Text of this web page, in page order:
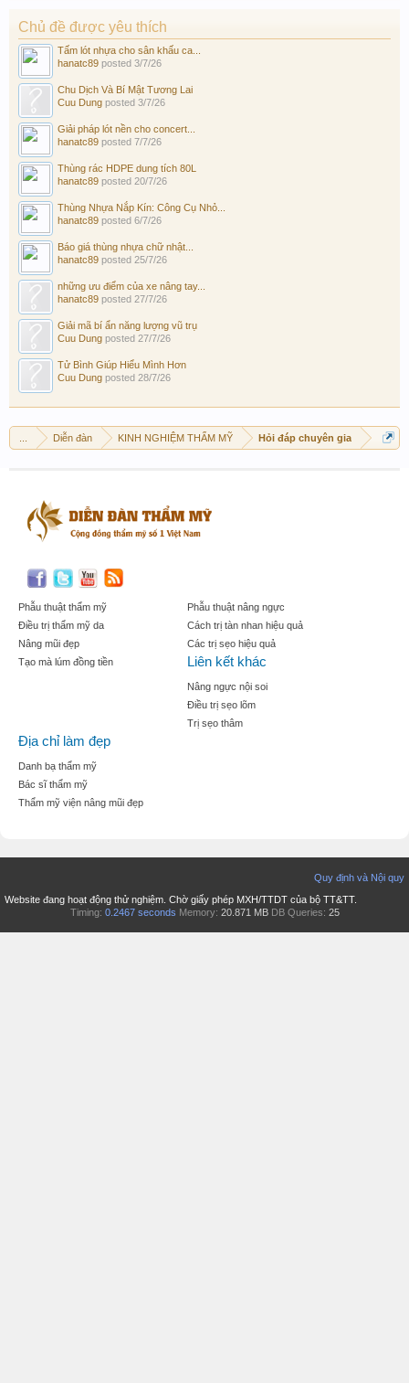
Chủ đề được yêu thích
Tấm lót nhựa cho sân khấu ca...
hanatc89 posted 3/7/26
Chu Dịch Và Bí Mật Tương Lai
Cuu Dung posted 3/7/26
Giải pháp lót nền cho concert...
hanatc89 posted 7/7/26
Thùng rác HDPE dung tích 80L
hanatc89 posted 20/7/26
Thùng Nhựa Nắp Kín: Công Cụ Nhỏ...
hanatc89 posted 6/7/26
Báo giá thùng nhựa chữ nhật...
hanatc89 posted 25/7/26
những ưu điểm của xe nâng tay...
hanatc89 posted 27/7/26
Giải mã bí ẩn năng lượng vũ trụ
Cuu Dung posted 27/7/26
Tử Bình Giúp Hiểu Mình Hơn
Cuu Dung posted 28/7/26
Diễn đàn KINH NGHIỆM THẨM MỸ Hỏi đáp chuyên gia
Phẫu thuật thẩm mỹ
Điều trị thẩm mỹ da
Nâng mũi đẹp
Tạo mà lúm đồng tiền
Phẫu thuật nâng ngực
Cách trị tàn nhan hiệu quả
Các trị sẹo hiệu quả
Liên kết khác
Nâng ngực nội soi
Điều trị sẹo lõm
Trị sẹo thâm
Địa chỉ làm đẹp
Danh bạ thẩm mỹ
Bác sĩ thẩm mỹ
Thẩm mỹ viện nâng mũi đẹp
Quy định và Nội quy
Website đang hoạt động thử nghiệm. Chờ giấy phép MXH/TTDT của bộ TT&TT.
Timing: 0.2467 seconds Memory: 20.871 MB DB Queries: 25